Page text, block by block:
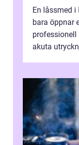
En låssmed
bara öppnar
professionell
akuta